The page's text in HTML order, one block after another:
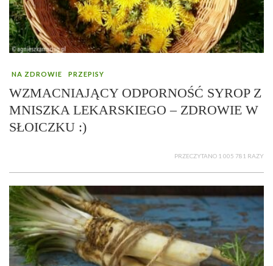
NA ZDROWIE PRZEPISY
WZMACNIAJĄCY ODPORNOŚĆ SYROP Z
MNISZKA LEKARSKIEGO – ZDROWIE W
SŁOICZKU :)
PRZECZYTANO 1 005 781 RAZY